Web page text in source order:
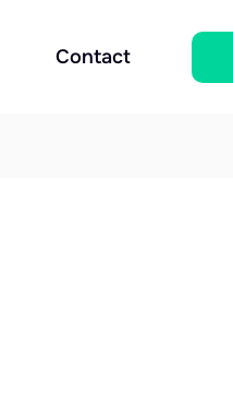
Contact